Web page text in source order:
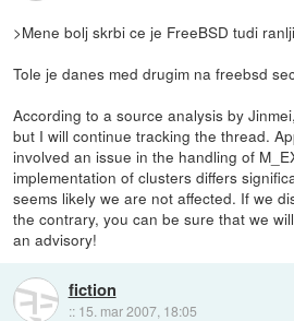
>Mene bolj skrbi ce je FreeBSD tudi
Tole je danes med drugim na freebsd
According to a source analysis by
but I will continue tracking the thread.
involved an issue in the handling of
implementation of clusters differs
seems likely we are not affected. If we
the contrary, you can be sure that we
an advisory!
fiction
:: 15. mar 2007, 18:05